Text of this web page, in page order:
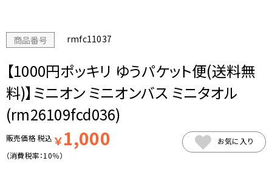
商品番号 rmfc11037
【1000円ポッキリ ゆうパケット便(送料無
料)】ミニオン ミニオンバス ミニタオル
(rm26109fcd036)
販売価格税込 ￥1,000
（消費税率：10％）
お気に入り